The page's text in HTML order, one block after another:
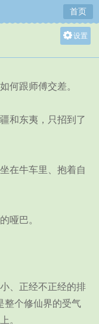
首页
设置
中
跟师傅交差。
和东夷，只招到了
牛车里、抱着自
哑巴。
、正经不正经的排
整个修仙界的受气
。